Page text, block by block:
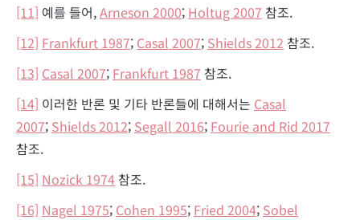
[11] 예를 들어,Arneson 2000; Holtug 2007 참조.
[12] Frankfurt 1987; Casal 2007; Shields 2012 참조.
[13] Casal 2007; Frankfurt 1987 참조.
[14] 이러한 반론 및 기타 반론들에 대해서는 Casal
2007; Shields 2012; Segall 2016; Fourie and Rid 2017
참조.
[15] Nozick 1974 참조.
[16] Nagel 1975; Cohen 1995; Fried 2004; Sobel